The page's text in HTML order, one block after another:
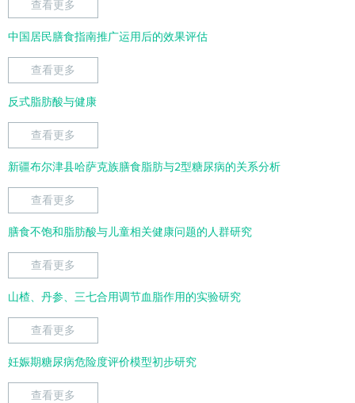
查看更多
中国居民膳食指南推广运用后的效果评估
查看更多
反式脂肪酸与健康
查看更多
新疆布尔津县哈萨克族膳食脂肪与2型糖尿病的关系分析
查看更多
膳食不饱和脂肪酸与儿童相关健康问题的人群研究
查看更多
山楂、丹参、三七合用调节血脂作用的实验研究
查看更多
妊娠期糖尿病危险度评价模型初步研究
查看更多